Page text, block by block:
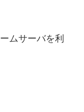
ムサーバを利